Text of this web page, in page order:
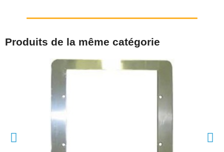
Produits de la même catégorie